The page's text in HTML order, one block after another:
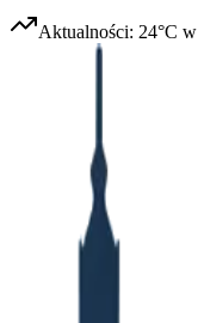
Aktualności: 24°C w